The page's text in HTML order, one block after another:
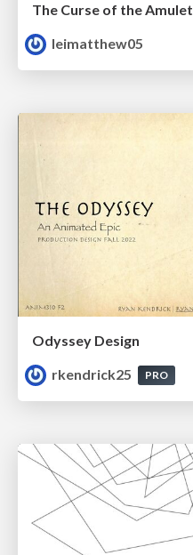
The Curse of the Amulet
leimatthew05
Odyssey Design
rkendrick25
PRO